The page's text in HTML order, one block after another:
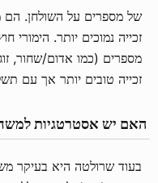
של מספרים על השולחן. הם
זכייה נמוכים יותר. הימורי
מספרים (כמו אדום/שחור,
זכייה טובים יותר אך עם
בעוד שרולטה היא בעיקר